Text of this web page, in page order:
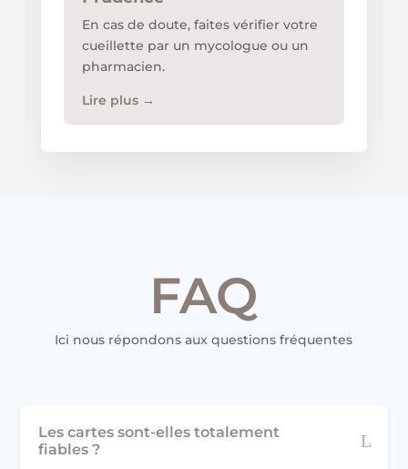
En cas de doute, faites vérifier votre
cueillette par un mycologue ou un
pharmacien.
Lire plus →
FAQ
Ici nous répondons aux questions fréquentes
Les cartes sont-elles totalement
fiables ?